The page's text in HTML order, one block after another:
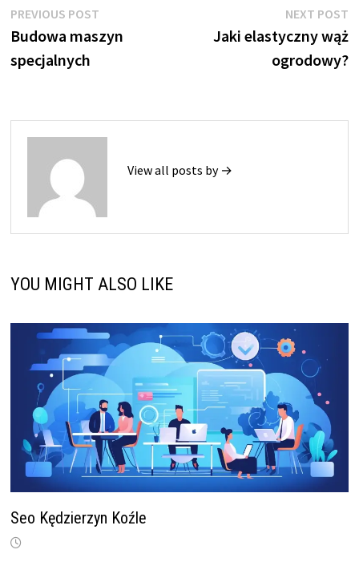
Nawigacja
wpisu
PREVIOUS POSTPrevious
post:
Budowa maszyn
specjalnych
NEXT POST
Jaki elastyczny wąż
ogrodowy?
View all posts by →
YOU MIGHT ALSO LIKE
Seo Kędzierzyn Koźle